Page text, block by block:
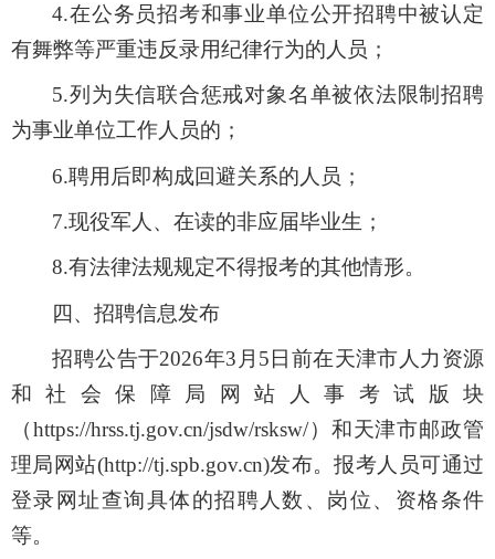
4.在公务员招考和事业单位公开招聘中被认定
有舞弊等严重违反录用纪律行为的人员；
5.列为失信联合惩戒对象名单被依法限制招聘
为事业单位工作人员的；
6.聘用后即构成回避关系的人员；
7.现役军人、在读的非应届毕业生；
8.有法律法规规定不得报考的其他情形。
四、招聘信息发布
招聘公告于2026年3月5日前在天津市人力资源
和社会保障局网站人事考试版块
（https://hrss.tj.gov.cn/jsdw/rsksw/）和天津市邮政管
理局网站(http://tj.spb.gov.cn)发布。报考人员可通过
登录网址查询具体的招聘人数、岗位、资格条件
等。